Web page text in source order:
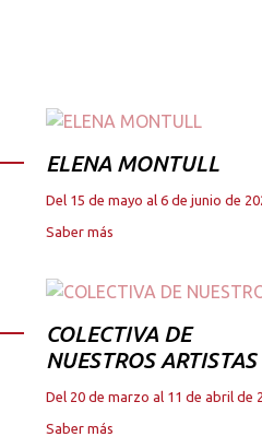
ELENA MONTULL
Del 15 de mayo al 6 de junio de
Saber más
COLECTIVA DE
NUESTROS ARTISTAS
Del 20 de marzo al 11 de abril de
Saber más